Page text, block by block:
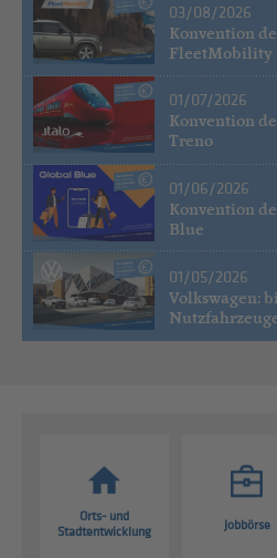
03/08/2026
Konvention
FleetMobility
01/07/2026
Konvention
Treno
01/06/2026
Konvention
Blue
01/05/2026
Volkswagen:
Orts- und
Stadtentwicklung
Jobbörse